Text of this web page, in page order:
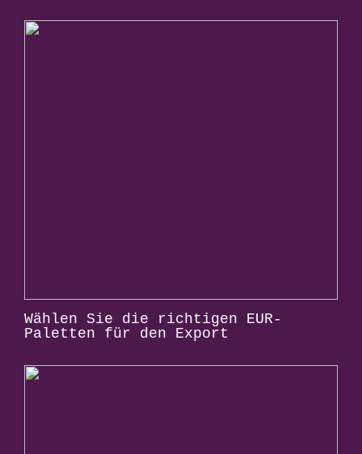
Wählen Sie die richtigen EUR-
Paletten für den Export